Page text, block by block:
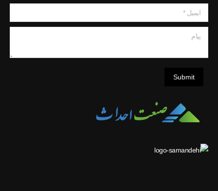
ایمیل *
Submit